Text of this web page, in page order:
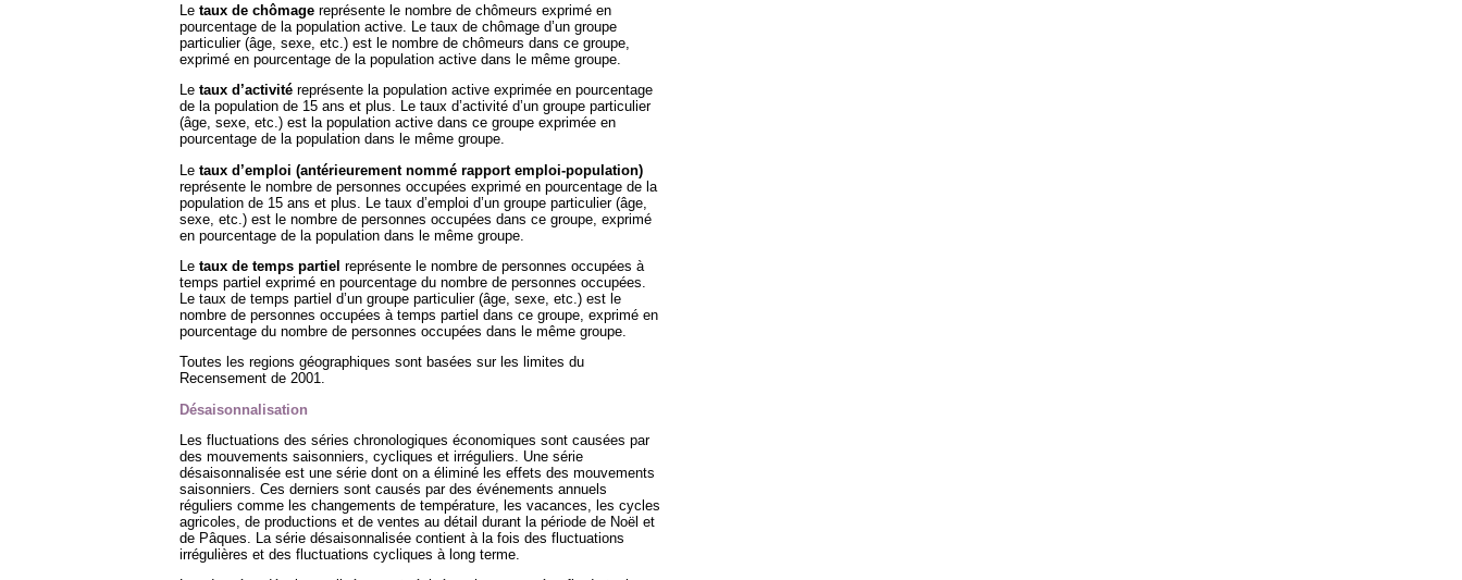
Le taux de chômage représente le nombre de chômeurs exprimé en
pourcentage de la population active. Le taux de chômage d’un groupe
particulier (âge, sexe, etc.) est le nombre de chômeurs dans ce groupe,
exprimé en pourcentage de la population active dans le même groupe.
Le taux d’activité représente la population active exprimée en pourcentage
de la population de 15 ans et plus. Le taux d’activité d’un groupe particulier
(âge, sexe, etc.) est la population active dans ce groupe exprimée en
pourcentage de la population dans le même groupe.
Le taux d’emploi (antérieurement nommé rapport emploi-population)
représente le nombre de personnes occupées exprimé en pourcentage de la
population de 15 ans et plus. Le taux d’emploi d’un groupe particulier (âge,
sexe, etc.) est le nombre de personnes occupées dans ce groupe, exprimé
en pourcentage de la population dans le même groupe.
Le taux de temps partiel représente le nombre de personnes occupées à
temps partiel exprimé en pourcentage du nombre de personnes occupées.
Le taux de temps partiel d’un groupe particulier (âge, sexe, etc.) est le
nombre de personnes occupées à temps partiel dans ce groupe, exprimé en
pourcentage du nombre de personnes occupées dans le même groupe.
Toutes les regions géographiques sont basées sur les limites du
Recensement de 2001.
Désaisonnalisation
Les fluctuations des séries chronologiques économiques sont causées par
des mouvements saisonniers, cycliques et irréguliers. Une série
désaisonnalisée est une série dont on a éliminé les effets des mouvements
saisonniers. Ces derniers sont causés par des événements annuels
réguliers comme les changements de température, les vacances, les cycles
agricoles, de productions et de ventes au détail durant la période de Noël et
de Pâques. La série désaisonnalisée contient à la fois des fluctuations
irrégulières et des fluctuations cycliques à long terme.